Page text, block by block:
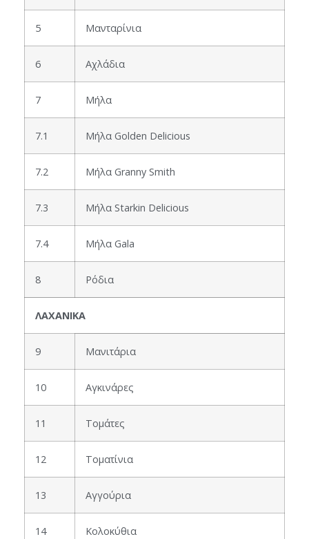
5 Μανταρίνια
6 Αχλάδια
7 Μήλα
7.1 Μήλα Golden Delicious
7.2 Μήλα Granny Smith
7.3 Μήλα Starkin Delicious
7.4 Μήλα Gala
8 Ρόδια
ΛΑΧΑΝΙΚΑ
9 Μανιτάρια
10 Αγκινάρες
11 Τομάτες
12 Τοματίνια
13 Αγγούρια
14 Κολοκύθια